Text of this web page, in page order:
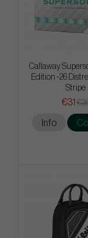
Callaway
Edition -26
Stripe
€31
Info